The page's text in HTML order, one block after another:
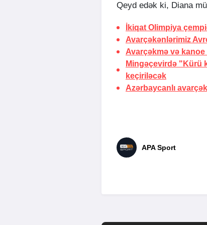
Qeyd edək ki, Diana
İkiqat Olimpiya
Avarçəkənlərimiz
Avarçəkmə və kanoe
Mingəçevirdə "Kürü
keçiriləcək
Azərbaycanlı
APA Sport